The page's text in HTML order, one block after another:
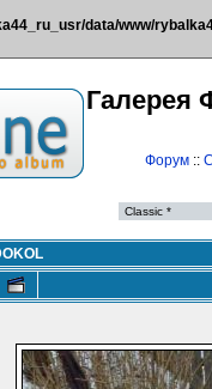
data/www/
Галерея
Форум::